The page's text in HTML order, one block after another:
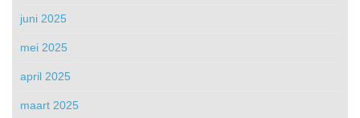
juni 2025
mei 2025
april 2025
maart 2025